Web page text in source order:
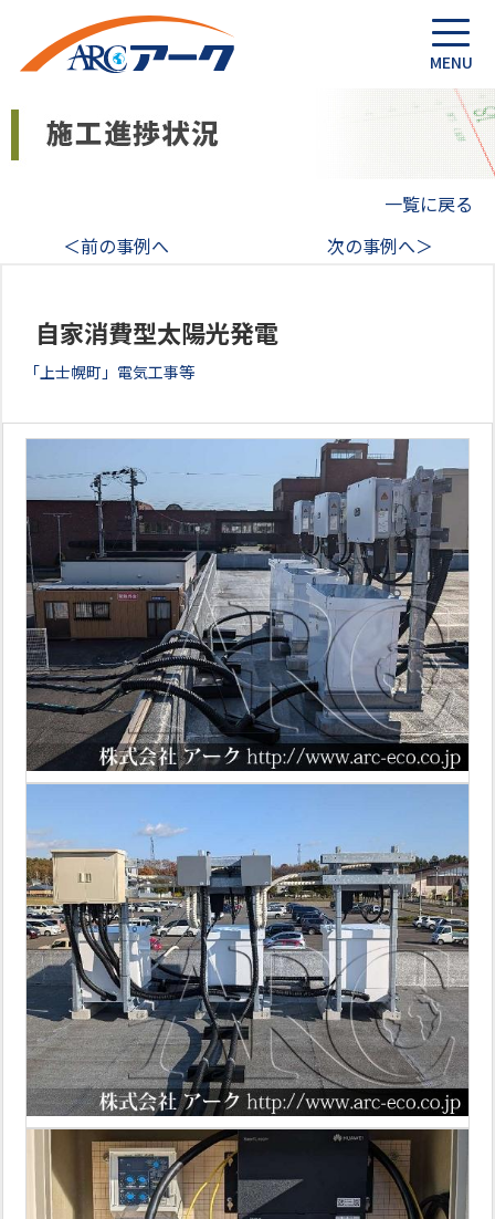
一覧に戻る
＜前の事例へ
次の事例へ＞
自家消費型太陽光発電
「上士幌町」電気工事等